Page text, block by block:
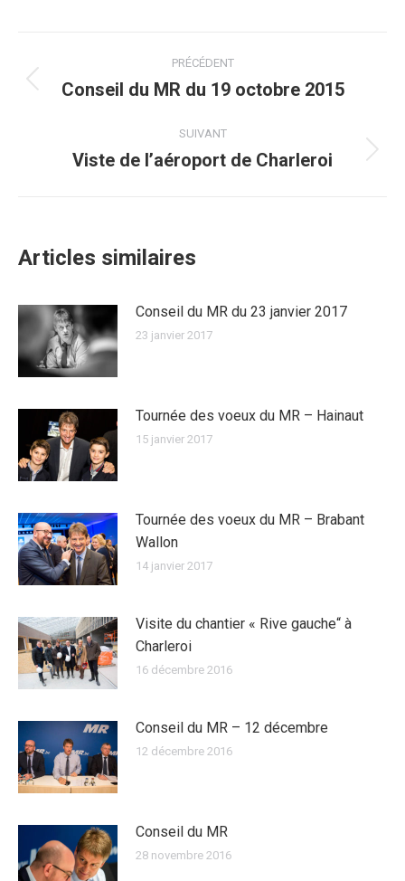
article
PRÉCÉDENT
Article
:
Conseil du MR du 19 octobre 2015
SUIVANT
Article
Viste de l’aéroport de Charleroi
Articles similaires
Conseil du MR du 23 janvier 2017
23 janvier 2017
Tournée des voeux du MR – Hainaut
15 janvier 2017
Tournée des voeux du MR – Brabant
Wallon
14 janvier 2017
Visite du chantier « Rive gauche“ à
Charleroi
16 décembre 2016
Conseil du MR – 12 décembre
12 décembre 2016
Conseil du MR
28 novembre 2016